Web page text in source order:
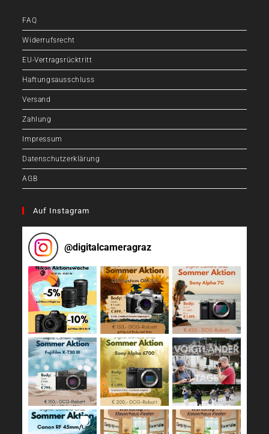
FAQ
Widerrufsrecht
EU-Vertragsrücktritt
Haftungsausschluss
Versand
Zahlung
Impressum
Datenschutzerklärung
AGB
Auf Instagram
@digitalcameragraz